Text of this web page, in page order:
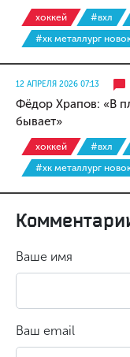
хоккей #вхл
#хк металлург
12 АПРЕЛЯ 2026 07:13
Фёдор Храпов: «В
бывает»
хоккей #вхл
#хк металлург
Ваше имя
Ваш email